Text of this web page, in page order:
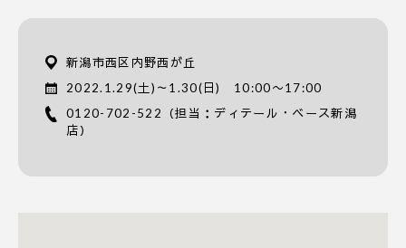
新潟市西区内野西が丘
2022.1.29(土)～1.30(日) 10:00〜17:00
0120-702-522
（担当：ディテール・ベース新潟
店）